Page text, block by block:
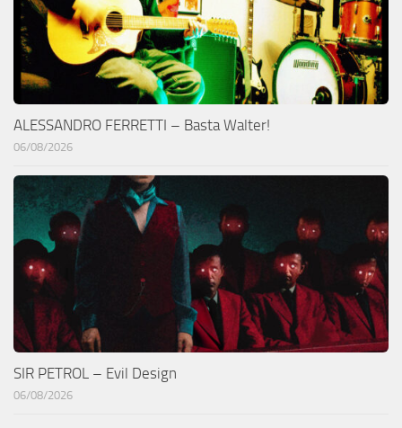
ALESSANDRO FERRETTI – Basta Walter!
06/08/2026
SIR PETROL – Evil Design
06/08/2026